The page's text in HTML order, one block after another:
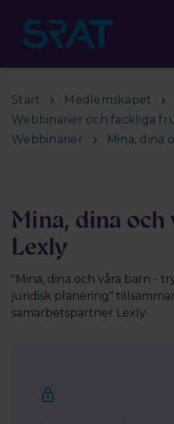
Start Medlemskapet
Webbinarier och fackliga
Webbinarier
Mina, dina
Mina, dina och
Lexly
"Mina, dina och våra barn -
juridisk planering"
samarbetspartner Lexly.